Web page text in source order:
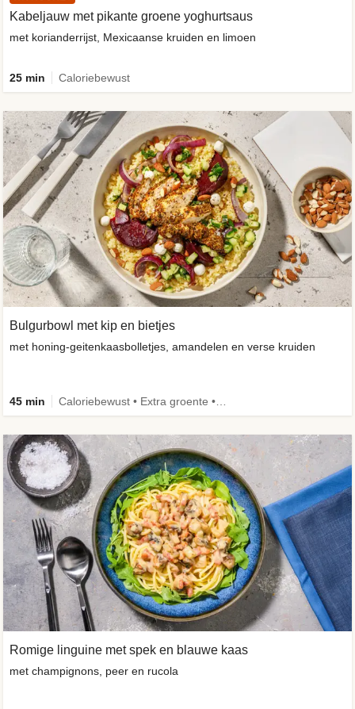
Kabeljauw met pikante groene yoghurtsaus
met korianderrijst, Mexicaanse kruiden en limoen
25 min Caloriebewust
Bulgurbowl met kip en bietjes
met honing-geitenkaasbolletjes, amandelen en verse kruiden
45 min
Romige linguine met spek en blauwe kaas
met champignons, peer en rucola